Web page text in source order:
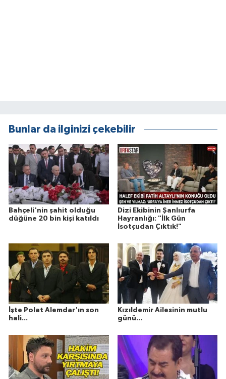
Bunlar da ilginizi çekebilir
Bahçeli'nin şahit olduğu
düğüne 20 bin kişi katıldı
Dizi Ekibinin Şanlıurfa
Hayranlığı: "İlk Gün
İsotçudan Çıktık!"
İşte Polat Alemdar'ın son
hali...
Kızıldemir Ailesinin mutlu
günü...